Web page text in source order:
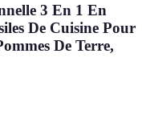
3 En 1 En
De Cuisine Pour
De Terre,